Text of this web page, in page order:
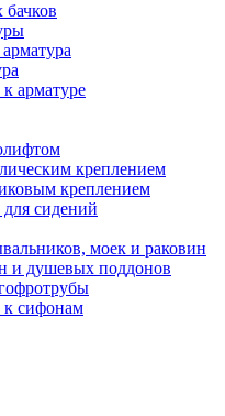
арматуре
креплением
креплением
сидений
моек и раковин
и душевых поддонов
сифонам